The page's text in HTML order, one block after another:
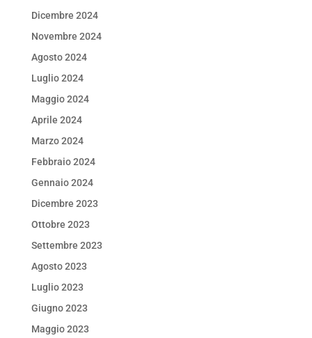
Dicembre 2024
Novembre 2024
Agosto 2024
Luglio 2024
Maggio 2024
Aprile 2024
Marzo 2024
Febbraio 2024
Gennaio 2024
Dicembre 2023
Ottobre 2023
Settembre 2023
Agosto 2023
Luglio 2023
Giugno 2023
Maggio 2023